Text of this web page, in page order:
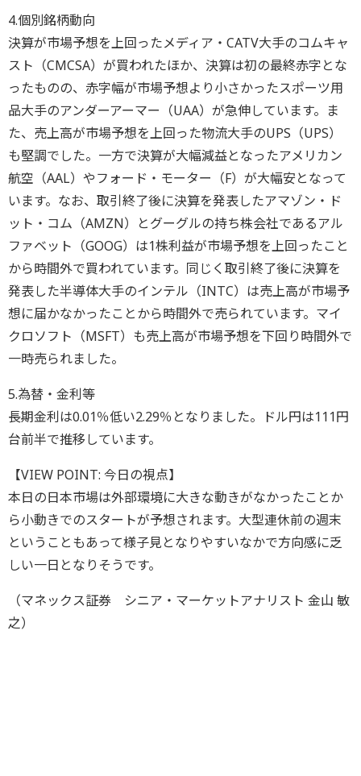
4.個別銘柄動向
決算が市場予想を上回ったメディア・CATV大手のコムキャ
スト（CMCSA）が買われたほか、決算は初の最終赤字とな
ったものの、赤字幅が市場予想より小さかったスポーツ用
品大手のアンダーアーマー（UAA）が急伸しています。ま
た、売上高が市場予想を上回った物流大手のUPS（UPS）
も堅調でした。一方で決算が大幅減益となったアメリカン
航空（AAL）やフォード・モーター（F）が大幅安となって
います。なお、取引終了後に決算を発表したアマゾン・ド
ット・コム（AMZN）とグーグルの持ち株会社であるアル
ファベット（GOOG）は1株利益が市場予想を上回ったこと
から時間外で買われています。同じく取引終了後に決算を
発表した半導体大手のインテル（INTC）は売上高が市場予
想に届かなかったことから時間外で売られています。マイ
クロソフト（MSFT）も売上高が市場予想を下回り時間外で
一時売られました。
5.為替・金利等
長期金利は0.01％低い2.29％となりました。ドル円は111円
台前半で推移しています。
【VIEW POINT: 今日の視点】
本日の日本市場は外部環境に大きな動きがなかったことか
ら小動きでのスタートが予想されます。大型連休前の週末
ということもあって様子見となりやすいなかで方向感に乏
しい一日となりそうです。
（マネックス証券 シニア・マーケットアナリスト 金山 敏
之）